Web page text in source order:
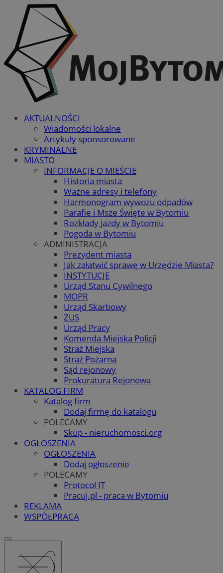
AKTUALNOŚCI
Wiadomości lokalne
Artykuły sponsorowane
KRYMINALNE
MIASTO
INFORMACJE O MIEŚCIE
Historia miasta
Ważne adresy i telefony
Harmonogram wywozu odpadów
Parafie i Msze Święte w Bytomiu
Rozkłady jazdy w Bytomiu
Pogoda w Bytomiu
ADMINISTRACJA
Prezydent miasta
Jak załatwić sprawę w Urzędzie Miasta?
INSTYTUCJE
Urząd Stanu Cywilnego
MOPR
Urząd Skarbowy
ZUS
Urząd Pracy
Komenda Miejska Policji
Straż Miejska
Straż Pożarna
Sąd rejonowy
Prokuratura Rejonowa
KATALOG FIRM
Katalog firm
Dodaj firmę do katalogu
POLECAMY
Skup - nieruchomosci.org
OGŁOSZENIA
OGŁOSZENIA
Dodaj ogłoszenie
POLECAMY
Protocol IT
Pracuj.pl - praca w Bytomiu
REKLAMA
WSPÓŁPRACA